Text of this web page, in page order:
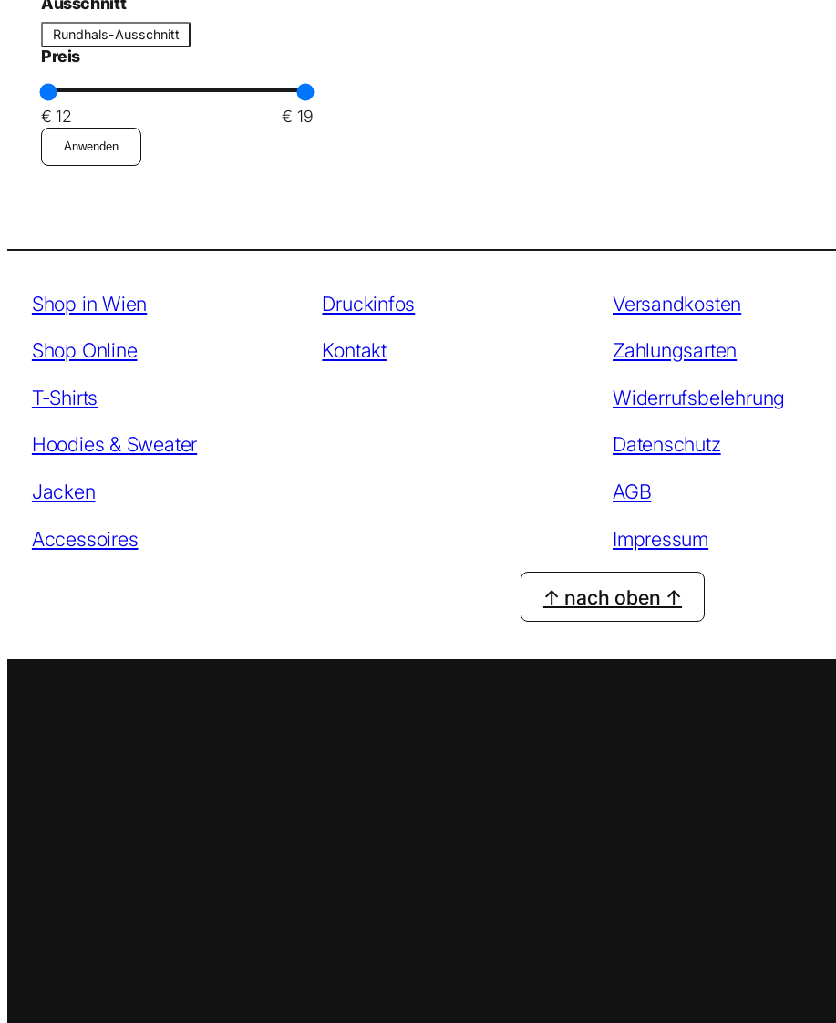
f
r
m
m
e
l
u
s
c
h
n
Rundhals-Ausschnitt
Preis
€ 12 € 19
Anwenden
Shop in Wien
Shop Online
T-Shirts
Hoodies & Sweater
Jacken
Accessoires
Druckinfos
Kontakt
Versandkosten
Zahlungsarten
Widerrufsbelehrung
Datenschutz
AGB
Impressum
↑ nach oben ↑